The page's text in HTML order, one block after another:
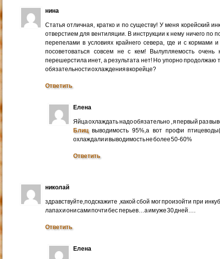
нина
Статья отличная, кратко и по существу! У меня корейский
отверстием для вентиляции. В инструкции к нему ничего по
перепелами в условиях крайнего севера, где и с
посоветоваться совсем не с кем! Вылупляемость очень
перешерстила инет, а результата нет! Но упорно продолжаю
обязательности охлаждения в корейце?
Ответить
Елена
Яйца охлаждать надо обязательно , я первый раз
Блицвыводимость 95%,а вот профи
охлаждали и выводимость не более 50-60%
Ответить
николай
здравствуйте,подскажите ,какой сбой мог произойти при
лапах и они сами почти бес перьев…а им уже 30 дней….
Ответить
Елена